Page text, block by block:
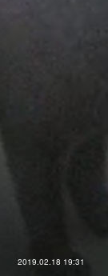
2019.02.18 19:31